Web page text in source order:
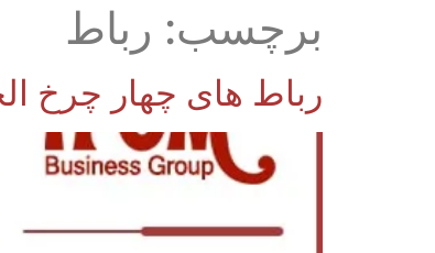
برچسب: رباط
رباط های چهار چرخ